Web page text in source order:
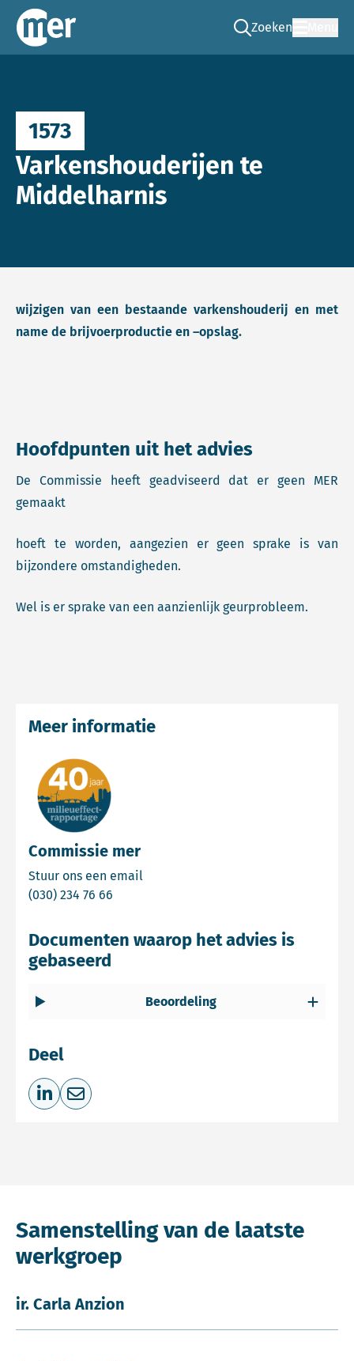
Commissie mer
Zoeken
Ga naar de zoek
1573
Varkenshouderijen te
Middelharnis
wijzigen van een bestaande varkenshouderij en met
name de brijvoerproductie en –opslag.
Hoofdpunten uit het advies
De Commissie heeft geadviseerd dat er geen MER
gemaakt
hoeft te worden, aangezien er geen sprake is van
bijzondere omstandigheden.
Wel is er sprake van een aanzienlijk geurprobleem.
Commissie mer
Stuur ons een email
(030) 234 76 66
Meer informatie
Documenten waarop het advies is
gebaseerd
Beoordeling
Deel
Deel op LinkedIn
Deel via e-mail
Samenstelling van de laatste
werkgroep
ir. Carla Anzion